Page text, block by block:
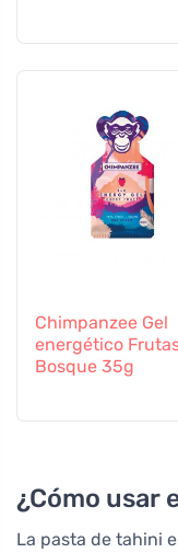
Chimpanzee Gel
energético
Bosque 35g
¿Cómo usar
La pasta de tahini